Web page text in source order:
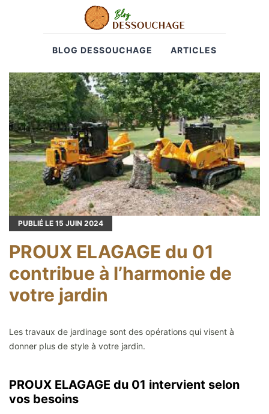
BLOG DESSOUCHAGE ARTICLES
PUBLIÉ LE 15 JUIN 2024
PROUX ELAGAGE du 01
contribue à l’harmonie de
votre jardin
Les travaux de jardinage sont des opérations qui visent à
donner plus de style à votre jardin.
PROUX ELAGAGE du 01 intervient selon
vos besoins